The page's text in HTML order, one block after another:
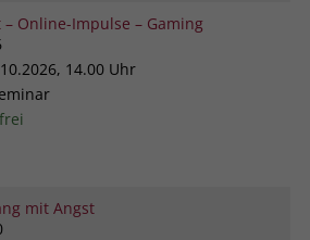
Online-Impulse – Gaming
14.00 Uhr
mit Angst